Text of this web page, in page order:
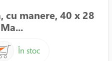
manere, 40 x 28
În stoc